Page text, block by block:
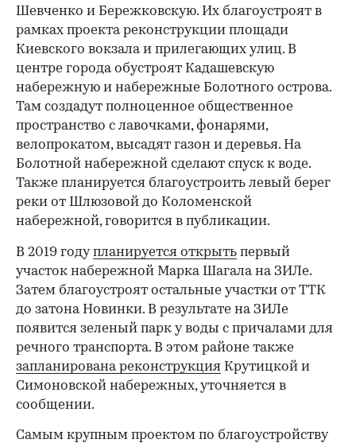
Шевченко и Бережковскую. Их благоустроят в
рамках проекта реконструкции площади
Киевского вокзала и прилегающих улиц. В
центре города обустроят Кадашевскую
набережную и набережные Болотного острова.
Там создадут полноценное общественное
пространство с лавочками, фонарями,
велопрокатом, высадят газон и деревья. На
Болотной набережной сделают спуск к воде.
Также планируется благоустроить левый берег
реки от Шлюзовой до Коломенской
набережной, говорится в публикации.
В 2019 годупланируется открыть первый
участок набережной Марка Шагала на ЗИЛе.
Затем благоустроят остальные участки от ТТК
до затона Новинки. В результате на ЗИЛе
появится зеленый парк у воды с причалами для
речного транспорта. В этом районе также
запланирована реконструкция Крутицкой и
Симоновской набережных, уточняется в
сообщении.
Самым крупным проектом по благоустройству